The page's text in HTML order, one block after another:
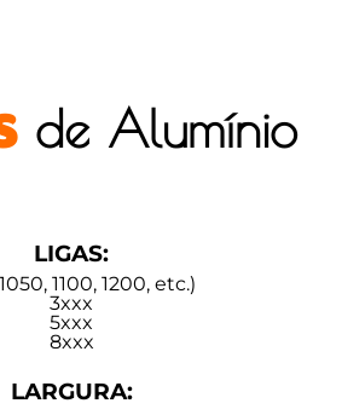
de Alumínio
LIGAS:
1100, 1200, etc.)
3xxx
5xxx
8xxx
LARGURA: